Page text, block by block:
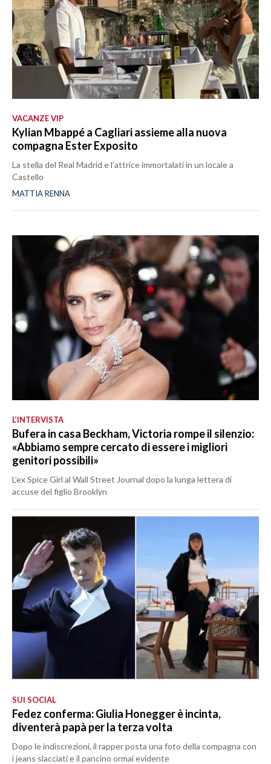
VACANZE VIP
Kylian Mbappé a Cagliari assieme alla nuova
compagna Ester Exposito
La stella del Real Madrid e l’attrice immortalati in un locale a
Castello
MATTIA RENNA
L’INTERVISTA
Bufera in casa Beckham, Victoria rompe il silenzio:
«Abbiamo sempre cercato di essere i migliori
genitori possibili»
L’ex Spice Girl al Wall Street Journal dopo la lunga lettera di
accuse del figlio Brooklyn
SUI SOCIAL
Fedez conferma: Giulia Honegger è incinta,
diventerà papà per la terza volta
Dopo le indiscrezioni, il rapper posta una foto della compagna con
i jeans slacciati e il pancino ormai evidente